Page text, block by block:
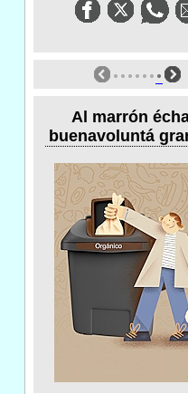
Al marrón
buenavoluntá